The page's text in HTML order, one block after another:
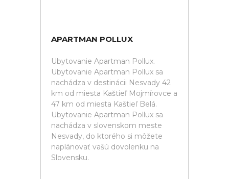
APARTMAN POLLUX
Ubytovanie Apartman Pollux.
Ubytovanie Apartman Pollux sa
nachádza v destinácii Nesvady 42
km od miesta Kaštieľ Mojmírovce a
47 km od miesta Kaštieľ Belá.
Ubytovanie Apartman Pollux sa
nachádza v slovenskom meste
Nesvady, do ktorého si môžete
naplánovať vašú dovolenku na
Slovensku.